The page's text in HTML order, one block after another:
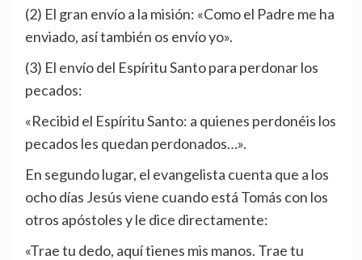
(2) El gran envío a la misión: «Como el Padre me ha
enviado, así también os envío yo».
(3) El envío del Espíritu Santo para perdonar los
pecados:
«Recibid el Espíritu Santo: a quienes perdonéis los
pecados les quedan perdonados…».
En segundo lugar, el evangelista cuenta que a los
ocho días Jesús viene cuando está Tomás con los
otros apóstoles y le dice directamente:
«Trae tu dedo, aquí tienes mis manos. Trae tu